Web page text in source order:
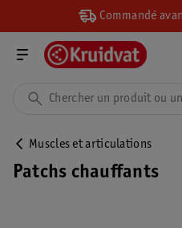
Commandé
Muscles et articulations
Patchs chauffants